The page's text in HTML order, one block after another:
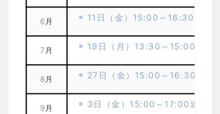
6月 11日（金）15:00～16:30園長
7月 19日（月）13:30～15:00保育
8月 27日（金）15:00～16:30園長
9月 3日（金）15:00～17:00連絡会